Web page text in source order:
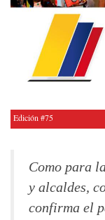
Edición #75
Como para
y alcaldes,
confirma el